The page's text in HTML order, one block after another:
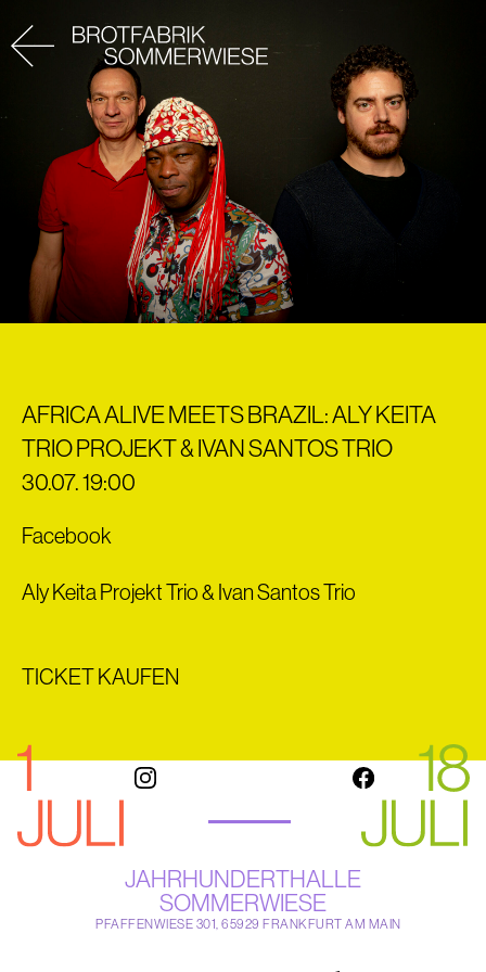
AFRICA ALIVE MEETS BRAZIL: ALY KEITA
TRIO PROJEKT & IVAN SANTOS TRIO
30.07. 19:00
Facebook
Aly Keita Projekt Trio & Ivan Santos Trio
TICKET KAUFEN
JAHRHUNDERTHALLE
SOMMERWIESE
PFAFFENWIESE 301, 65929 FRANKFURT AM MAIN